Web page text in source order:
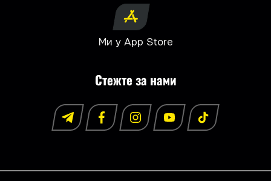
Ми у App Store
Стежте за нами